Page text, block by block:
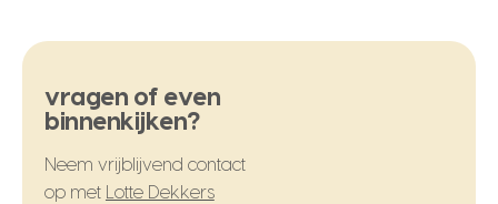
vragen of even
binnenkijken?
Neem vrijblijvend contact
op met
Lotte Dekkers